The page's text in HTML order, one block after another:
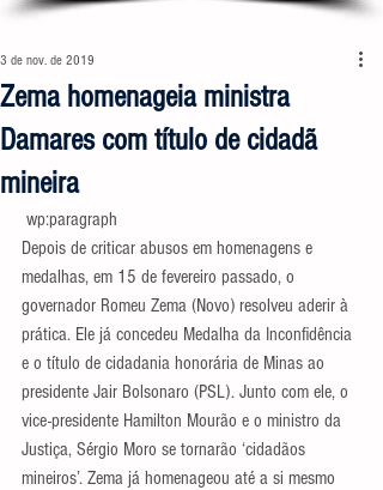
Zema homenageia ministra
Damares com título de cidadã
mineira
3 de nov. de 2019
wp:paragraph
Depois de criticar abusos em homenagens e
medalhas, em 15 de fevereiro passado, o
governador Romeu Zema (Novo) resolveu aderir à
prática. Ele já concedeu Medalha da Inconfidência
e o título de cidadania honorária de Minas ao
presidente Jair Bolsonaro (PSL). Junto com ele, o
vice-presidente Hamilton Mourão e o ministro da
Justiça, Sérgio Moro se tornarão ‘cidadãos
mineiros’. Zema já homenageou até a si mesmo